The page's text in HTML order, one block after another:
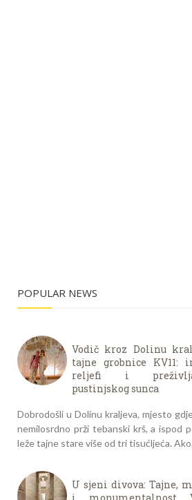
POPULAR NEWS
Vodič kroz Dolinu
tajne grobnice KV11:
reljefi i
pustinjskog sunca
Dobrodošli u Dolinu kraljeva, mjesto
nemilosrdno prži tebanski krš, a ispod
leže tajne stare više od tri tisućljeća.
U sjeni divova: Tajne,